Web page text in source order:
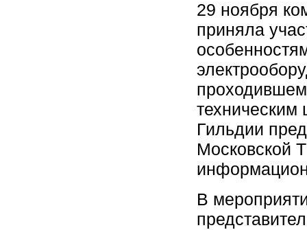
29 ноября
приняла
техническим
Гильдии
Московской
В